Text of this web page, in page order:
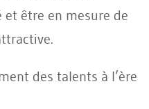
et être en mesure de
des talents à l’ère